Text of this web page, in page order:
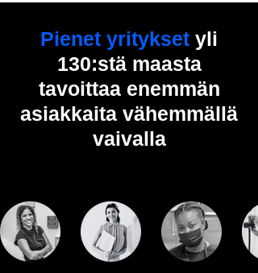
Pienet yritykset yli
130:stä maasta
tavoittaa enemmän
asiakkaita vähemmällä
vaivalla